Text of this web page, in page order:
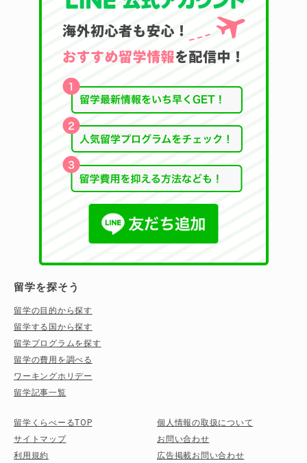
留学を探そう
留学の目的から探す
留学する国から探す
留学プログラムを探す
留学の費用を調べる
ワーキングホリデー
留学記事一覧
留学くらべーるTOP
サイトマップ
利用規約
個人情報の取扱について
お問い合わせ
広告掲載お問い合わせ